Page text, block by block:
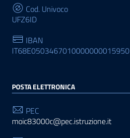
Cod. Univoco
UFZ6ID
IBAN
IT68E0503467010000000015950
POSTA ELETTRONICA
PEC
moic83000c@pec.istruzione.it